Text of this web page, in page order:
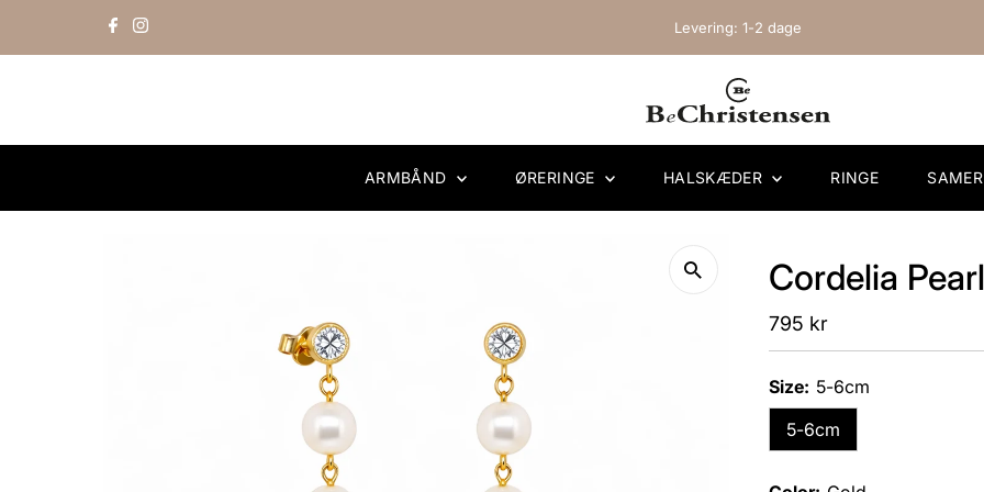
Skip to content Levering: 1-2 dage
ARMBÅND ØRERINGE HALSKÆDER RINGE SAMER
Cordelia
Regular
Price
795 kr
Size: 5-6cm
5-6cm